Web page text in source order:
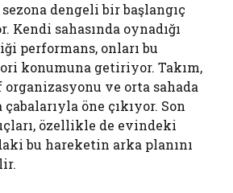
dengeli bir başlangıç
Kendi sahasında oynadığı
performans, onları bu
konumuna getiriyor. Takım,
ve orta sahada
öne çıkıyor. Son
özellikle de evindeki
bu hareketin arka planını